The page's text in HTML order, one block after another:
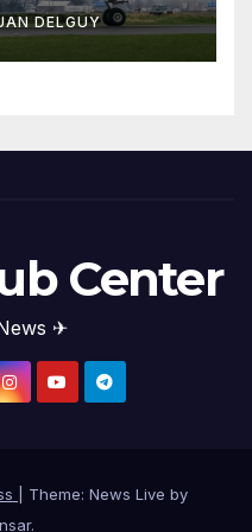
DELGUY
Center
✈
Theme: News Live by
.